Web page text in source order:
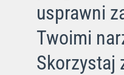
usprawni
Twoimi
Skorzystaj